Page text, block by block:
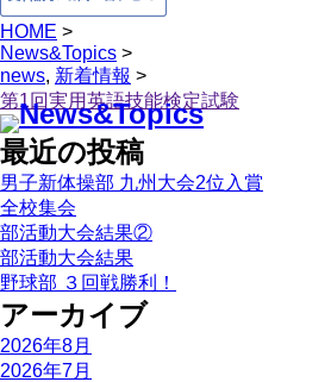
HOME >
News&Topics >
news, 新着情報 >
第1回実用英語技能検定試験
最近の投稿
男子新体操部 九州大会2位入賞
全校集会
部活動大会結果②
部活動大会結果
野球部 ３回戦勝利！
アーカイブ
2026年8月
2026年7月